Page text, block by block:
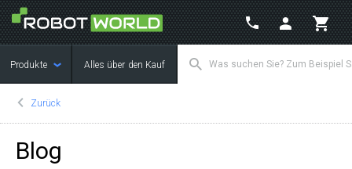
Produkte Alles über den Kauf
Zurück
Blog